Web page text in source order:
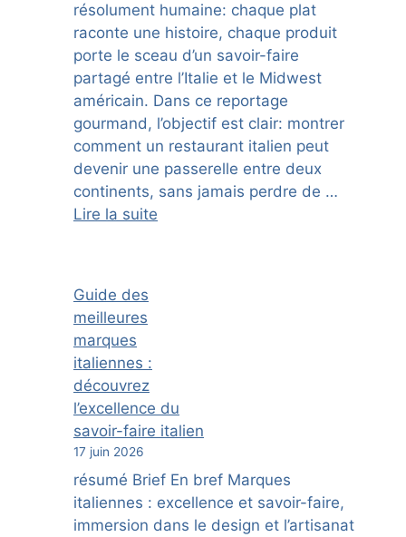
résolument humaine: chaque plat
raconte une histoire, chaque produit
porte le sceau d’un savoir-faire
partagé entre l’Italie et le Midwest
américain. Dans ce reportage
gourmand, l’objectif est clair: montrer
comment un restaurant italien peut
devenir une passerelle entre deux
continents, sans jamais perdre de …
Lire la suite
Guide des
meilleures
marques
italiennes :
découvrez
l’excellence du
savoir-faire italien
17 juin 2026
résumé Brief En bref Marques
italiennes : excellence et savoir-faire,
immersion dans le design et l’artisanat